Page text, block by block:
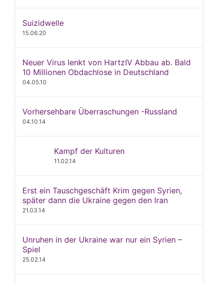
Suizidwelle
15.06.20
Neuer Virus lenkt von HartzIV Abbau ab. Bald
10 Millionen Obdachlose in Deutschland
04.05.10
Vorhersehbare Überraschungen -Russland
04.10.14
Kampf der Kulturen
11.02.14
Erst ein Tauschgeschäft Krim gegen Syrien,
später dann die Ukraine gegen den Iran
21.03.14
Unruhen in der Ukraine war nur ein Syrien –
Spiel
25.02.14